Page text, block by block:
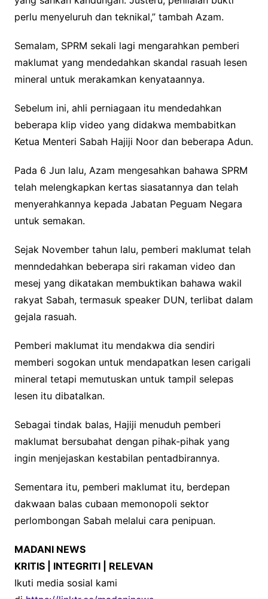
perlu menyeluruh dan teknikal,” tambah Azam.
Semalam, SPRM sekali lagi mengarahkan pemberi
maklumat yang mendedahkan skandal rasuah lesen
mineral untuk merakamkan kenyataannya.
Sebelum ini, ahli perniagaan itu mendedahkan
beberapa klip video yang didakwa membabitkan
Ketua Menteri Sabah Hajiji Noor dan beberapa Adun.
Pada 6 Jun lalu, Azam mengesahkan bahawa SPRM
telah melengkapkan kertas siasatannya dan telah
menyerahkannya kepada Jabatan Peguam Negara
untuk semakan.
Sejak November tahun lalu, pemberi maklumat telah
menndedahkan beberapa siri rakaman video dan
mesej yang dikatakan membuktikan bahawa wakil
rakyat Sabah, termasuk speaker DUN, terlibat dalam
gejala rasuah.
Pemberi maklumat itu mendakwa dia sendiri
memberi sogokan untuk mendapatkan lesen carigali
mineral tetapi memutuskan untuk tampil selepas
lesen itu dibatalkan.
Sebagai tindak balas, Hajiji menuduh pemberi
maklumat bersubahat dengan pihak-pihak yang
ingin menjejaskan kestabilan pentadbirannya.
Sementara itu, pemberi maklumat itu, berdepan
dakwaan balas cubaan memonopoli sektor
perlombongan Sabah melalui cara penipuan.
MADANI NEWS
KRITIS | INTEGRITI | RELEVAN
Ikuti media sosial kami